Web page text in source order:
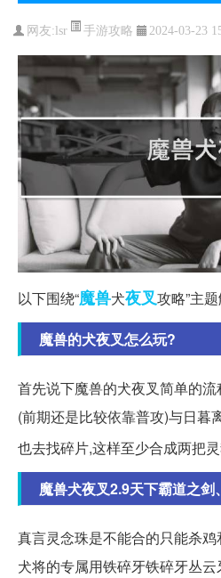
网友:lsr 手游攻略 2024-03-23
以下围绕“魔兽犬夜叉攻略”主
魔兽的犬夜叉怎么玩?
首先说下魔兽的犬夜叉简单的
(前期还是比较依靠普攻)与日暮
也去找碎片,这样至少合成两把
魔兽犬夜叉2.9天下霸道之
真言灵念珠是不能合的只能杀
犬将的专属用铁碎牙铁碎牙丛